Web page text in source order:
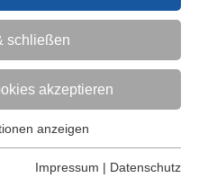
schließen
akzeptieren
Funktionen der
anzeigen
Impressum | Datenschutz